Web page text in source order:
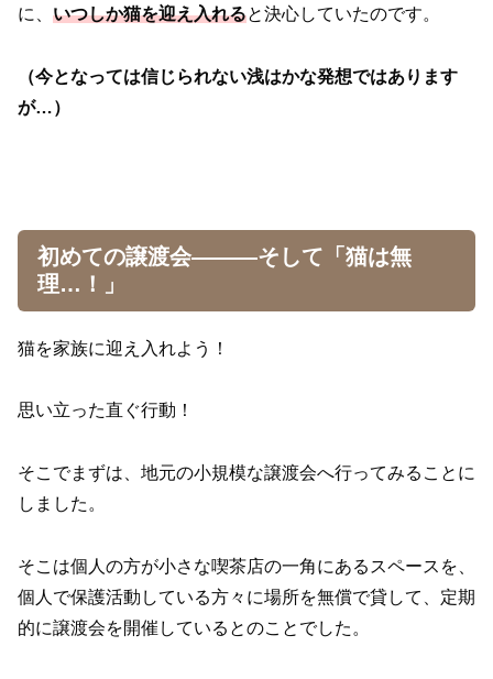
に、 いつしか猫を迎え入れると決心していたのです。
（今となっては信じられない浅はかな発想ではあります
が…）
初めての譲渡会———そして「猫は無
理…！」
猫を家族に迎え入れよう！
思い立った直ぐ行動！
そこでまずは、地元の小規模な譲渡会へ行ってみることに
しました。
そこは個人の方が小さな喫茶店の一角にあるスペースを、
個人で保護活動している方々に場所を無償で貸して、定期
的に譲渡会を開催しているとのことでした。